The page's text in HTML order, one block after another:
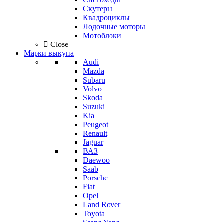
Скутеры
Квадроциклы
Лодочные моторы
Мотоблоки
Close
Марки выкупа
Audi
Mazda
Subaru
Volvo
Skoda
Suzuki
Kia
Peugeot
Renault
Jaguar
ВАЗ
Daewoo
Saab
Porsche
Fiat
Opel
Land Rover
Toyota